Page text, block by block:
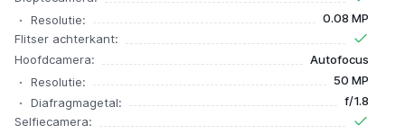
Resolutie:
0.08 MP
Flitser achterkant:
Hoofdcamera:
Autofocus
Resolutie:
50 MP
Diafragmagetal:
f/1.8
Selfiecamera: